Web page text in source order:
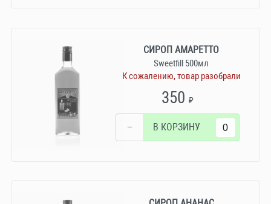
СИРОП АМАРЕТТО
Sweetfill 500мл
К сожалению, товар разобрали
350₽
− В КОРЗИНУ